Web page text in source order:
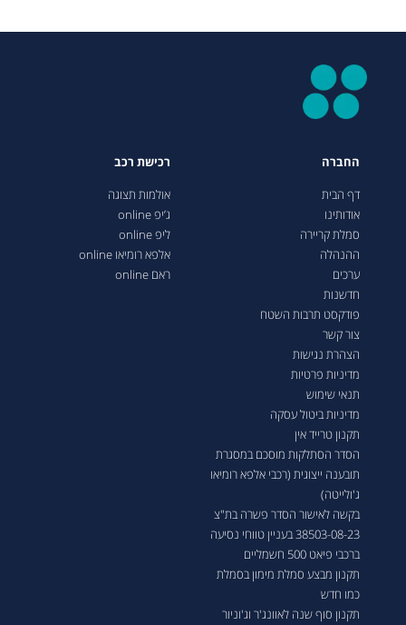
החברה
דף הבית
אודותינו
סמלת קריירה
ההנהלה
ערכים
חדשנות
פודקסט תרבות השטח
צור קשר
הצהרת נגישות
מדיניות פרטיות
תנאי שימוש
מדיניות ביטול עסקה
תקנון טרייד אין
הסדר הסתלקות מוסכם במסגרת
תובענה ייצוגית (רכבי אלפא רומיאו
ג'ולייטה)
בקשה לאישור הסדר פשרה בת"צ
38503-08-23 בעניין טווחי נסיעה
ברכבי פיאט 500 חשמליים
תקנון מבצע סמלת מימון בסמלת
כמו חדש
תקנון סוף שנה לאוונג'ר וג'וניור
רכישת רכב
אולמות תצוגה
ג’יפ online
ליפ online
אלפא רומיאו online
ראם online